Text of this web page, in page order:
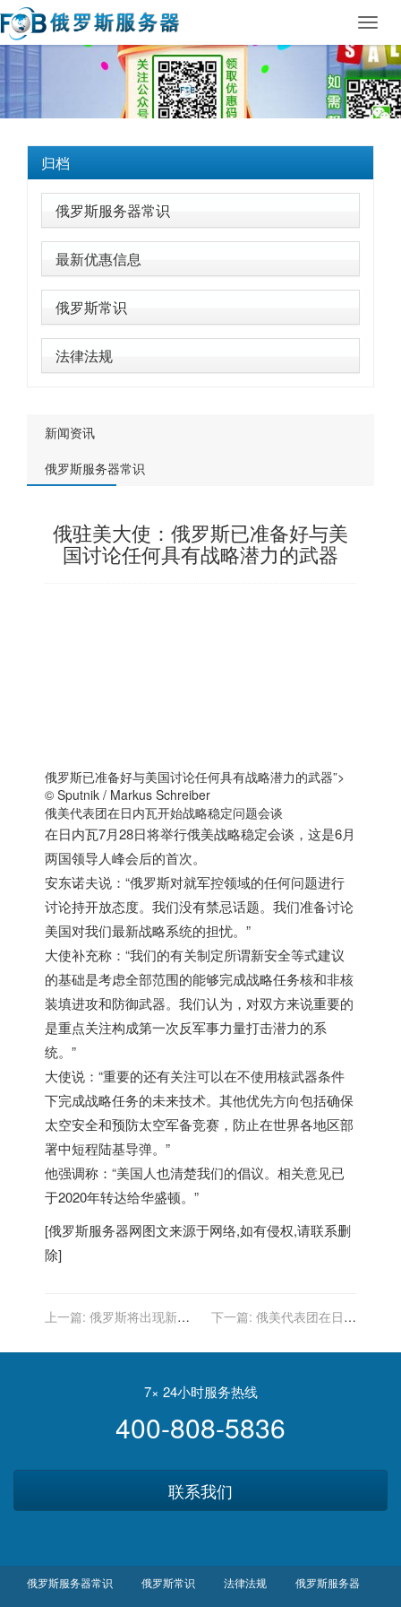
归档
俄罗斯服务器常识
最新优惠信息
俄罗斯常识
法律法规
新闻资讯
俄罗斯服务器常识
俄驻美大使：俄罗斯已准备好与美
国讨论任何具有战略潜力的武器
俄罗斯已准备好与美国讨论任何具有战略潜力的武器”>
© Sputnik / Markus Schreiber
俄美代表团在日内瓦开始战略稳定问题会谈
在日内瓦7月28日将举行俄美战略稳定会谈，这是6月
两国领导人峰会后的首次。
安东诺夫说：“俄罗斯对就军控领域的任何问题进行
讨论持开放态度。我们没有禁忌话题。我们准备讨论
美国对我们最新战略系统的担忧。”
大使补充称：“我们的有关制定所谓新安全等式建议
的基础是考虑全部范围的能够完成战略任务核和非核
装填进攻和防御武器。我们认为，对双方来说重要的
是重点关注构成第一次反军事力量打击潜力的系
统。”
大使说：“重要的还有关注可以在不使用核武器条件
下完成战略任务的未来技术。其他优先方向包括确保
太空安全和预防太空军备竞赛，防止在世界各地区部
署中短程陆基导弹。”
他强调称：“美国人也清楚我们的倡议。相关意见已
于2020年转达给华盛顿。”
[俄罗斯服务器网图文来源于网络,如有侵权,请联系删
除]
上一篇: 俄罗斯将出现新的
下一篇: 俄美代表团在日内
7× 24小时服务热线
400-808-5836
联系我们
俄罗斯服务器常识 俄罗斯常识 法律法规 俄罗斯服务器